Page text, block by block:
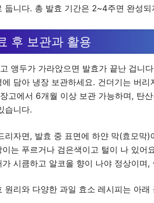
둡니다. 총 발효 기간은 2~4주면 완성
후 보관과 활용
앵두가 가라앉으면 발효가 끝난 겁니
담아 냉장 보관하세요. 건더기는 버
고에서 6개월 이상 보관 가능하며, 탄
습니다.
리자면, 발효 중 표면에 하얀 막(효모막
는 푸르거나 검은색이고 털이 나 있어
시큼하고 알코올 향이 나야 정상이며
원리와 다양한 과일 효소 레시피는 아래